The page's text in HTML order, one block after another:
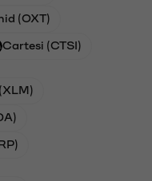
(OXT)
Cartesi (CTSI)